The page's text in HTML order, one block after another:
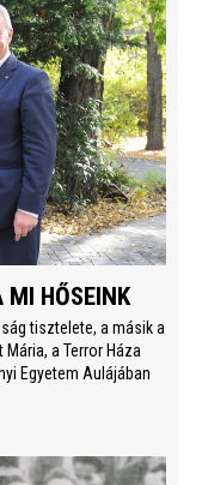
MI HŐSEINK
tisztelete, a másik a
a Terror Háza
Egyetem Aulájában